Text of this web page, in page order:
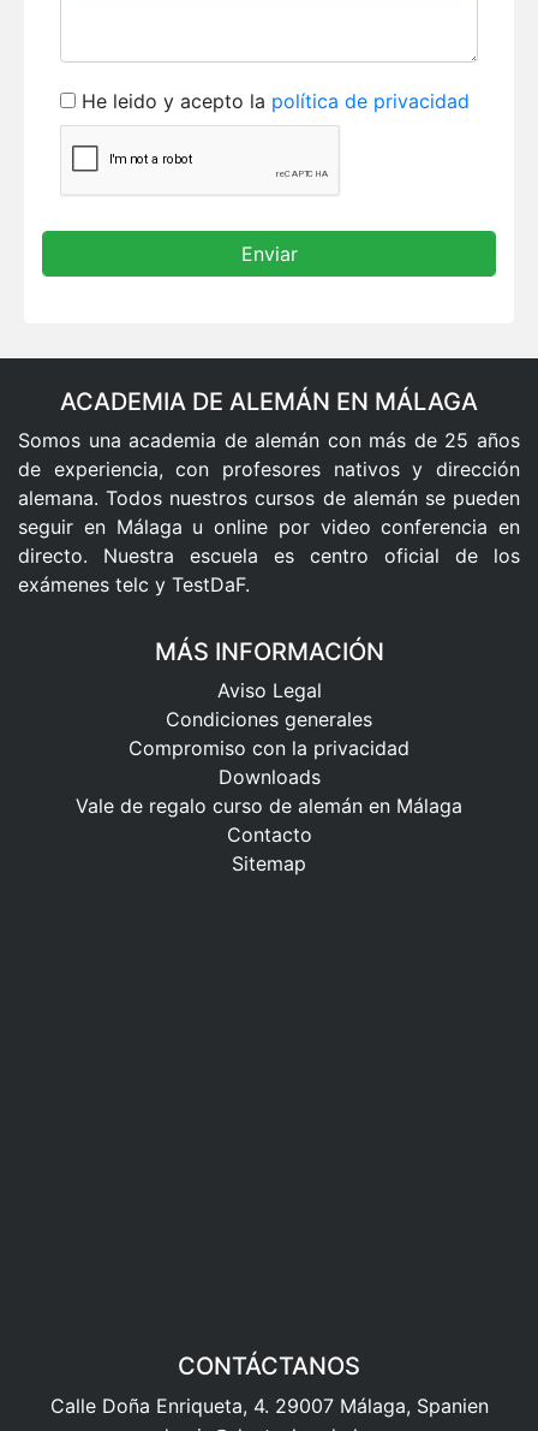
He leido y acepto la política de privacidad
ACADEMIA DE ALEMÁN EN MÁLAGA
Somos una academia de alemán con más de 25 años
de experiencia, con profesores nativos y dirección
alemana. Todos nuestros cursos de alemán se pueden
seguir en Málaga u online por video conferencia en
directo. Nuestra escuela es centro oficial de los
exámenes telc y TestDaF.
MÁS INFORMACIÓN
Aviso Legal
Condiciones generales
Compromiso con la privacidad
Downloads
Vale de regalo curso de alemán en Málaga
Contacto
Sitemap
CONTÁCTANOS
Calle Doña Enriqueta, 4. 29007 Málaga, Spanien